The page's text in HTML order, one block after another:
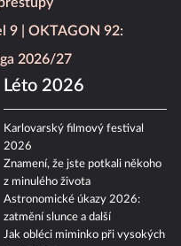
9
OKTAGON 92:
2026/27
Léto 2026
Karlovarský filmový festival
2026
Znamení, že jste potkali někoho
z minulého života
Astronomické úkazy 2026:
zatmění slunce a další
Jak obléci miminko při vysokých